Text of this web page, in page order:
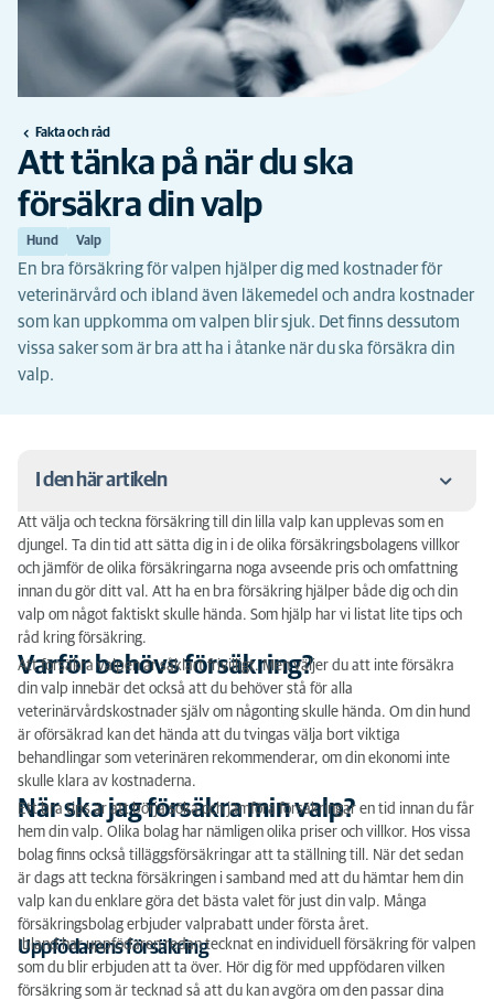
Fakta och råd
Att tänka på när du ska
försäkra din valp
Hund Valp
En bra försäkring för valpen hjälper dig med kostnader för
veterinärvård och ibland även läkemedel och andra kostnader
som kan uppkomma om valpen blir sjuk. Det finns dessutom
vissa saker som är bra att ha i åtanke när du ska försäkra din
valp.
I den här artikeln
Varför behövs försäkring?
När ska jag försäkra min valp?
Vad täcker försäkringen?
Vad kan valpen råka ut för?
Att välja och teckna försäkring till din lilla valp kan upplevas som en
djungel. Ta din tid att sätta dig in i de olika försäkringsbolagens villkor
och jämför de olika försäkringarna noga avseende pris och omfattning
innan du gör ditt val. Att ha en bra försäkring hjälper både dig och din
valp om något faktiskt skulle hända. Som hjälp har vi listat lite tips och
råd kring försäkring.
Varför behövs försäkring?
Att försäkra valpen är såklart frivilligt. Men väljer du att inte försäkra
din valp innebär det också att du behöver stå för alla
veterinärvårdskostnader själv om någonting skulle hända. Om din hund
är oförsäkrad kan det hända att du tvingas välja bort viktiga
behandlingar som veterinären rekommenderar, om din ekonomi inte
skulle klara av kostnaderna.
När ska jag försäkra min valp?
Ett bra tips är att börja söka och jämföra försäkringar en tid innan du får
hem din valp. Olika bolag har nämligen olika priser och villkor. Hos vissa
bolag finns också tilläggsförsäkringar att ta ställning till. När det sedan
är dags att teckna försäkringen i samband med att du hämtar hem din
valp kan du enklare göra det bästa valet för just din valp. Många
försäkringsbolag erbjuder valprabatt under första året.
Uppfödarens försäkring
Ibland har uppfödaren redan tecknat en individuell försäkring för valpen
som du blir erbjuden att ta över. Hör dig för med uppfödaren vilken
försäkring som är tecknad så att du kan avgöra om den passar dina